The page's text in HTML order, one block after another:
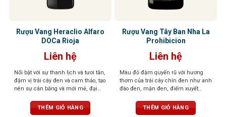
Rượu Vang Heraclio Alfaro
DOCa Rioja
Liên hệ
Nổi bật với sự thanh lịch và tươi tắn,
đậm vị trái cây đen và cam thảo, tạo
nên sự cân bằng và mới mẻ, đại
THÊM GIỎ HÀNG
Rượu Vang Tây Ban Nha La
Prohibicion
Liên hệ
Màu đỏ đậm quyến rũ với hương
thơm của trái cây chín đen như anh
đào đen, mận đen, điểm xuyết
vị cay nhẹ. Vị rượu cân bằng, tươi
mới, sống động, giàu tannin nhưng
THÊM GIỎ HÀNG